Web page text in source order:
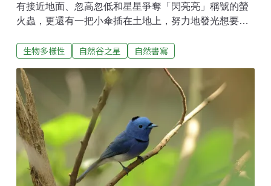
有接近地面、忽高忽低和星星爭奪「閃亮亮」稱號的螢
火蟲，更還有一把小傘插在土地上，努力地發光想要被
是會發出螢光的真菌，屬於小菇科。第一次遇見它是在
嗎？」，一位熱愛自然環境所有特別東西的朋友這樣問
我，我也是毫不猶豫地就跟著他的腳步，一起在夜晚中
前進至密林裡。在我的認知中，只知道有些動物會發
光，像是螢火蟲、鮟鱇魚（利用發光細菌）、夜光蟲
（馬祖藍眼淚）等，但菇菇或植物會發光這件事，我只
有在《阿凡達》電影中看過類似場景而已。對常常夜觀
的我來說，晚上走在步道上是輕輕鬆鬆的，但目光總還
是被掛在樹上的蛇，或是躁動不安的青蛙所吸引。直到
生物多樣性 自然谷之星 自然書寫